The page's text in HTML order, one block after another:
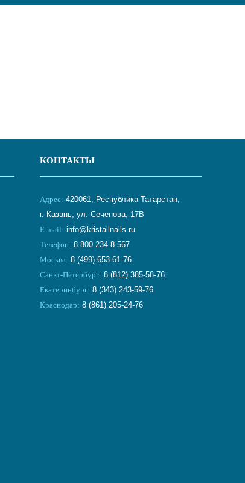
КОНТАКТЫ
Адрес: 420061, Республика Татарстан,
г. Казань, ул. Сеченова, 17В
E-mail: info@kristallnails.ru
Телефон: 8 800 234-8-567
Москва: 8 (499) 653-61-76
Санкт-Петербург: 8 (812) 385-58-76
Екатеринбург: 8 (343) 243-59-76
Краснодар: 8 (861) 205-24-76